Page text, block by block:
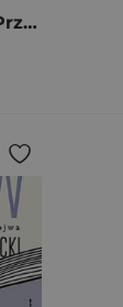
Zamki w Polsce. Przewodnik turystyczny